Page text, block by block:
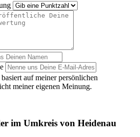
auf meiner persönlichen
meiner eigenen Meinung.
im Umkreis von Heidenau